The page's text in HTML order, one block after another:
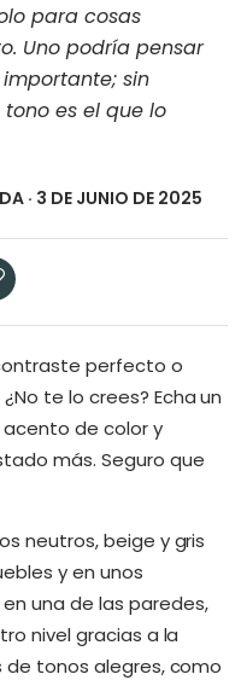
para cosas
Uno podría pensar
sin
es el que lo
· 3 DE JUNIO DE 2025
perfecto o
te lo crees? Echa un
acento de color y
más. Seguro que
neutros, beige y gris
y en unos
una de las paredes,
nivel gracias a la
de tonos alegres, como